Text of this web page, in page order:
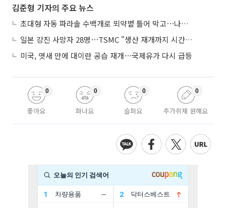
김준형 기자의 주요 뉴스
초대형 자동 파라솔 수백개로 뙤약볕 틀어 막고⋯나라별 폭염 생존법
일본 강진 사망자 28명⋯TSMC "생산 재개까지 시간 필요해"
미국, 엿새 만에 대이란 공습 재개⋯국제유가 다시 급등
좋아요
0
화나요
0
슬퍼요
0
추가취재 원해요
0